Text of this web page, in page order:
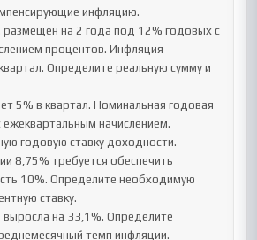
инфляцию.
на 2 года под 12% годовых с
процентов. Инфляция
Определите реальную сумму и
5% в квартал. Номинальная годовая
ежеквартальным начислением.
годовую ставку доходности.
8,75% требуется обеспечить
10%. Определите необходимую
ставку.
выросла на 33,1%. Определите
темп инфляции.